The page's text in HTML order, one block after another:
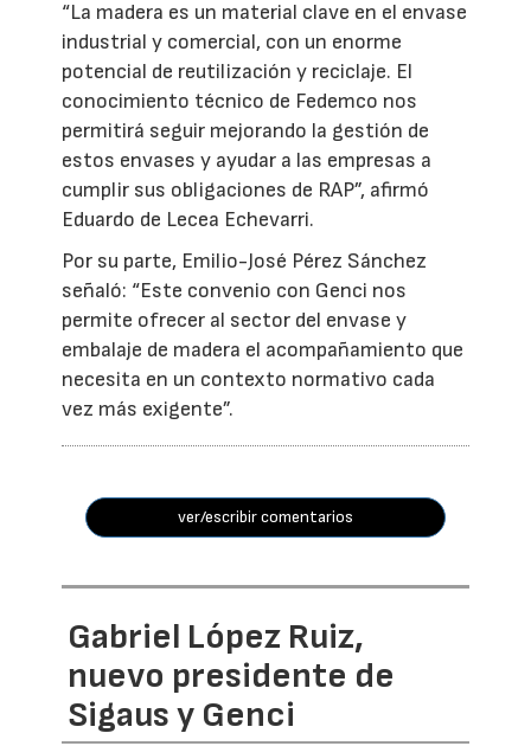
“La madera es un material clave en el envase
industrial y comercial, con un enorme
potencial de reutilización y reciclaje. El
conocimiento técnico de Fedemco nos
permitirá seguir mejorando la gestión de
estos envases y ayudar a las empresas a
cumplir sus obligaciones de RAP”, afirmó
Eduardo de Lecea Echevarri.
Por su parte, Emilio-José Pérez Sánchez
señaló: “Este convenio con Genci nos
permite ofrecer al sector del envase y
embalaje de madera el acompañamiento que
necesita en un contexto normativo cada
vez más exigente”.
ver/escribir comentarios
Gabriel López Ruiz,
nuevo presidente de
Sigaus y Genci